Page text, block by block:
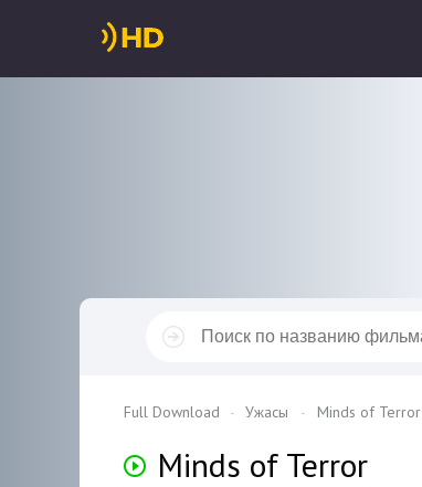
Full Download Ужасы Minds of Terror
Minds of Terror